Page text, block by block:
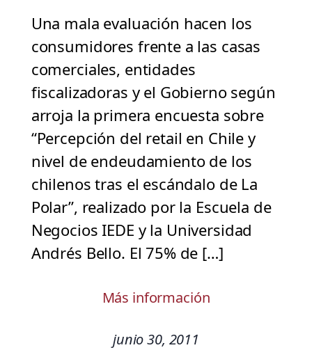
Una mala evaluación hacen los
consumidores frente a las casas
comerciales, entidades
fiscalizadoras y el Gobierno según
arroja la primera encuesta sobre
“Percepción del retail en Chile y
nivel de endeudamiento de los
chilenos tras el escándalo de La
Polar”, realizado por la Escuela de
Negocios IEDE y la Universidad
Andrés Bello. El 75% de […]
Más información
junio 30, 2011